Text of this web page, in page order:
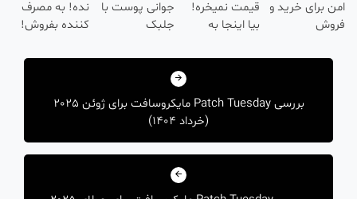
برای خرید و قیمت نمیخره!
بیا اینجا به
بفروش*فقط
جوانی پوست با
جلبک
خرید محصول با
تخفیف ویژه
نده! به مصرف
کننده بفروش!
یک تماس
بررسی Patch Tuesday مایکروسافت برای ژوئن 2025
(خرداد 1404)